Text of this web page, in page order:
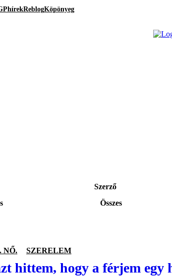
ReblogKöpönyeg
Szerző
Összes
NŐ. SZERELEM
hittem, hogy a férjem egy